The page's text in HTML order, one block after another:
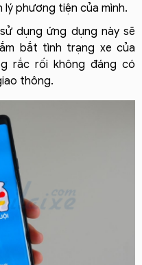
phương tiện của mình.
dụng ứng dụng này sẽ
bắt tình trạng xe của
rắc rối không đáng có
thông.